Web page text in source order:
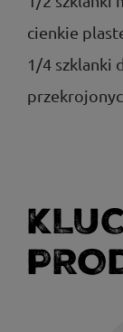
cienkie
1/4 szklanki